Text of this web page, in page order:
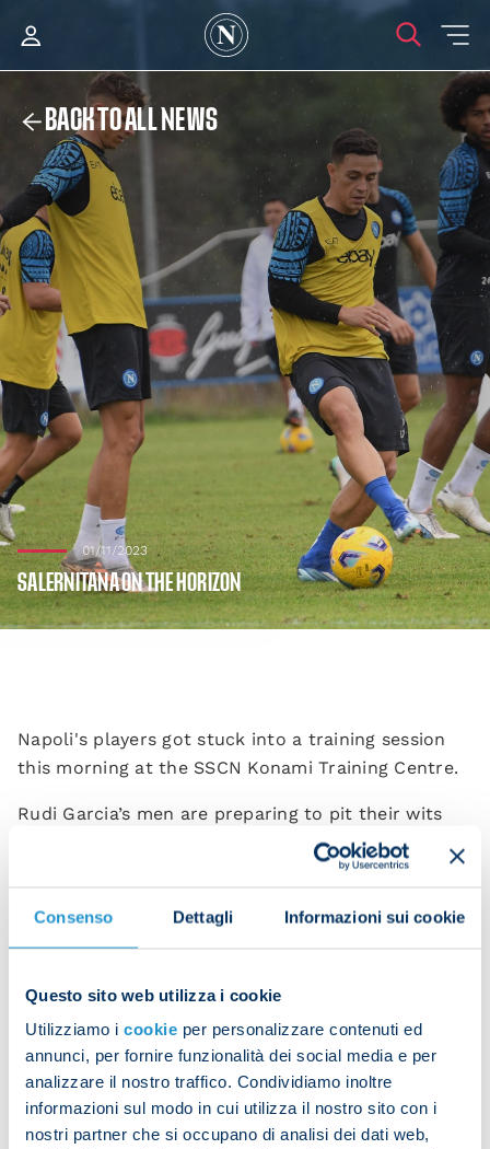
Consenso Dettagli Informazioni sui cookie
Questo sito web utilizza i cookie
Utilizziamo i cookie per personalizzare contenuti ed
annunci, per fornire funzionalità dei social media e per
analizzare il nostro traffico. Condividiamo inoltre
informazioni sul modo in cui utilizza il nostro sito con i
nostri partner che si occupano di analisi dei dati web,
BACK TO ALL NEWS
01/11/2023
SALERNITANA ON THE HORIZON
Napoli's players got stuck into a training session
this morning at the SSCN Konami Training Centre.
Rudi Garcia’s men are preparing to pit their wits
against Salernitana this coming Saturday, with the
match taking place at the Stadio Arechi at 15:00
The squad began the day with a warm-up.
Possession and tactical exercises were next on the
agenda.